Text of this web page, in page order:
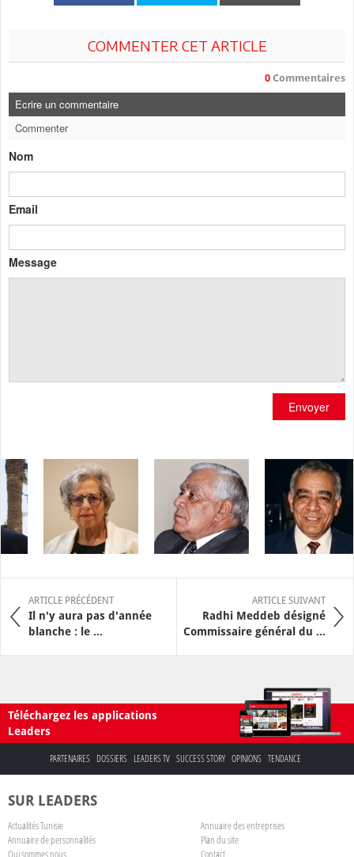
COMMENTER CET ARTICLE
0 Commentaires
Ecrire un commentaire
Commenter
Nom
Email
Message
Envoyer
ARTICLE PRÉCÉDENT
Il n'y aura pas d'année
blanche : le ...
ARTICLE SUIVANT
Radhi Meddeb désigné
Commissaire général du ...
Téléchargez les applications
Leaders
PARTENAIRES DOSSIERS LEADERS TV SUCCESS STORY OPINIONS TENDANCE
SUR LEADERS
Actualités Tunisie
Annuaire des entreprises
Annuaire de personnalités
Plan du site
Qui sommes nous
Contact